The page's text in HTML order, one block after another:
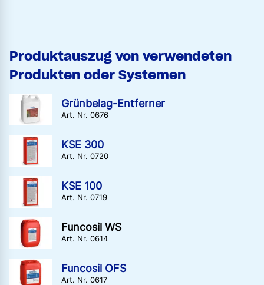
Produktauszug von verwendeten
Produkten oder Systemen
Grünbelag-Entferner
Art. Nr. 0676
KSE 300
Art. Nr. 0720
KSE 100
Art. Nr. 0719
Funcosil WS
Art. Nr. 0614
Funcosil OFS
Art. Nr. 0617